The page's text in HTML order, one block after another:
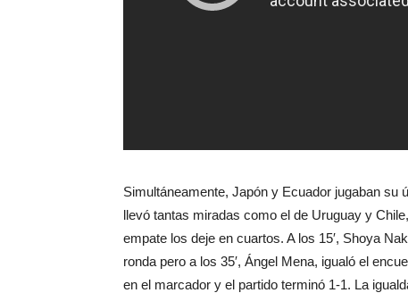
Simultáneamente, Japón y Ecuador jugaban su
llevó tantas miradas como el de Uruguay y
empate los deje en cuartos. A los 15′, Shoya
ronda pero a los 35′, Ángel Mena, igualó el
en el marcador y el partido terminó 1-1. La